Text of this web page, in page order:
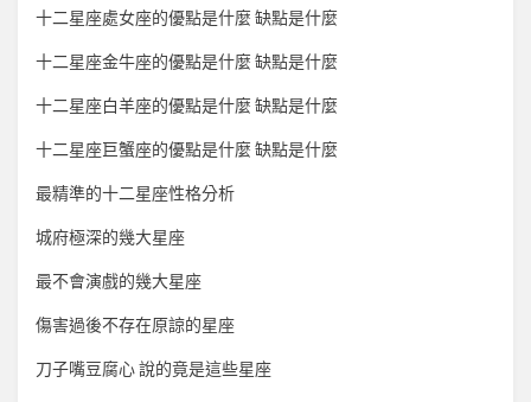
十二星座處女座的優點是什麼 缺點是什麼
十二星座金牛座的優點是什麼 缺點是什麼
十二星座白羊座的優點是什麼 缺點是什麼
十二星座巨蟹座的優點是什麼 缺點是什麼
最精準的十二星座性格分析
城府極深的幾大星座
最不會演戲的幾大星座
傷害過後不存在原諒的星座
刀子嘴豆腐心 說的竟是這些星座